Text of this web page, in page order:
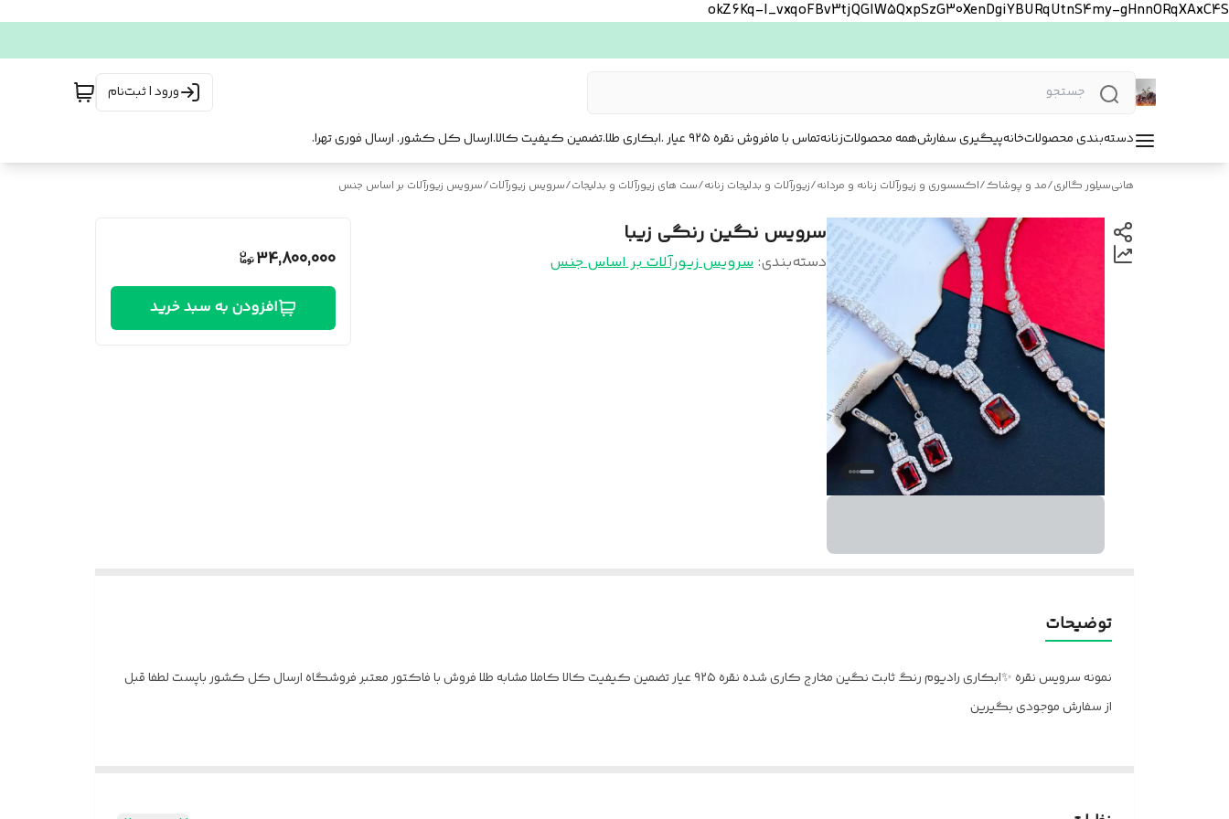
okZ6Kq-l_vxqoFBv3tjQGlW5QxpSzG30XenDgiYBURqUtnS4my-gHnnORqXAxC4S
ورود | ثبت‌نام
دسته‌بندی محصولاتخانهپیگیری سفارشهمه محصولاتزنانهتماس با مافروش نقره ۹۲۵ عیار .ابکاری طلا.تضمین کیفیت کالا.ارسال کل کشور. ارسال فوری تهرا.
هانی‌سیلور گالری/مد و پوشاک/اکسسوری و زیورآلات زنانه و مردانه/زیورآلات و بدلیجات زنانه/ست‌ های زیورآلات و بدلیجات/سرویس زیورآلات/سرویس زیورآلات بر اساس جنس
سرویس نگین رنگی زیبا
دسته‌بندی: سرویس زیورآلات بر اساس جنس 34,800,000
افزودن به سبد خرید
توضیحات
نمونه سرویس نقره ✨ابکاری رادیوم رنگ ثابت نگین مخارج کاری شده نقره ۹۲۵ عیار تضمین کیفیت کالا کاملا مشابه طلا فروش با فاکتور معتبر فروشگاه ارسال کل کشور باپست لطفا قبل
از سفارش موجودی بگیرین